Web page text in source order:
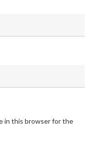
in this browser for the